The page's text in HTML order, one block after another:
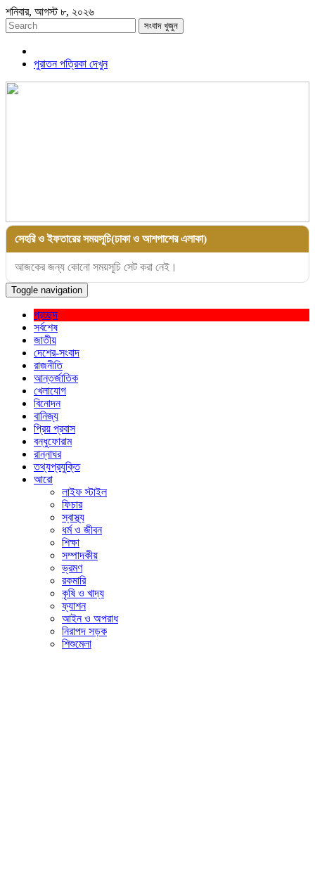
শনিবার, আগস্ট ৮, ২০২৬
সংবাদ খুজুন
পুরাতন পত্রিকা দেখুন
সেহরি ও ইফতারের সময়সূচি(ঢাকা ও আশপাশের এলাকা)
আজকের জন্য কোনো সময়সূচি সেট করা নেই।
Toggle navigation
প্রচ্ছদ
সর্বশেষ
জাতীয়
দেশের-সংবাদ
রাজনীতি
আন্তর্জাতিক
খেলাযোগ
বিনোদন
বানিজ্য
প্রিয় প্রবাস
বন্ধুফোরাম
রান্নাঘর
তথ্যপ্রযুক্তি
আরো
লাইফ স্টাইল
ফিচার
স্বাস্থ্য
ধর্ম ও জীবন
শিক্ষা
সম্পাদকীয়
ভ্রমণ
রকমারি
কৃষি ও খাদ্য
ফ্যাশন
আইন ও অপরাধ
নিরাপদ সড়ক
শিশুমেলা